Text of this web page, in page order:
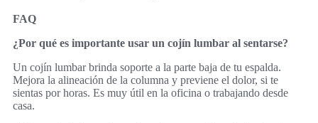
FAQ
¿Por qué es importante usar un cojín lumbar al sentarse?
Un cojín lumbar brinda soporte a la parte baja de tu espalda.
Mejora la alineación de la columna y previene el dolor, si te
sientas por horas. Es muy útil en la oficina o trabajando desde
casa.